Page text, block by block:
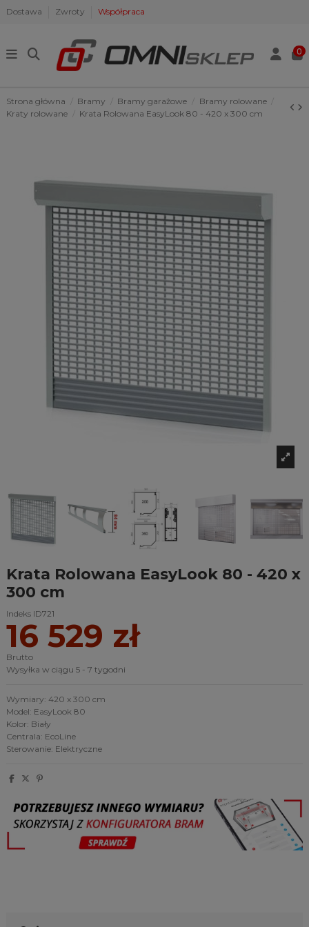
Dostawa Zwroty Współpraca
0
Strona główna Bramy Bramy garażowe
Bramy rolowane
Kraty rolowane
Krata Rolowana EasyLook 80 - 420 x 300 cm
Krata Rolowana EasyLook 80 - 420 x
300 cm
Indeks ID721
16 529 zł
Brutto
Wysyłka w ciągu 5 - 7 tygodni
Wymiary: 420 x 300 cm
Model: EasyLook 80
Kolor: Biały
Centrala: EcoLine
Sterowanie: Elektryczne